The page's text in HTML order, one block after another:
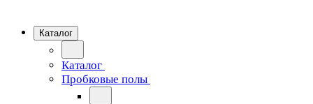
Каталог
Каталог
Пробковые полы